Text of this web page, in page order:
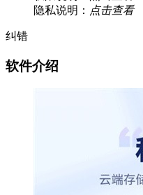
隐私说明： 点击查看
纠错
软件介绍